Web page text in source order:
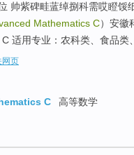
帅紫碑畦蓝绰捌科需哎瞪
Mathematics C）安徽
适用专业：农科类、食品类
网页
C
高等数学